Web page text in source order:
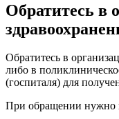
Обратитесь в
Обратитесь в
либо в
(госпиталя) для
При обращении нужно